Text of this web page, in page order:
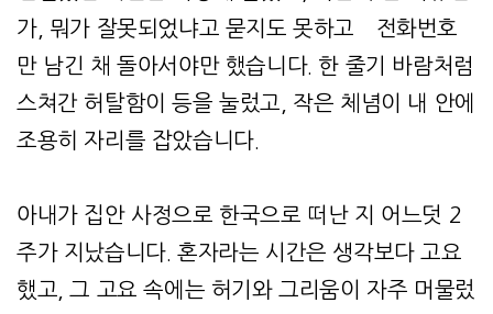
가, 뭐가 잘못되었냐고 묻지도 못하고 전화번호
만 남긴 채 돌아서야만 했습니다. 한 줄기 바람처럼
스쳐간 허탈함이 등을 눌렀고, 작은 체념이 내 안에
조용히 자리를 잡았습니다.
아내가 집안 사정으로 한국으로 떠난 지 어느덧 2
주가 지났습니다. 혼자라는 시간은 생각보다 고요
했고, 그 고요 속에는 허기와 그리움이 자주 머물렀